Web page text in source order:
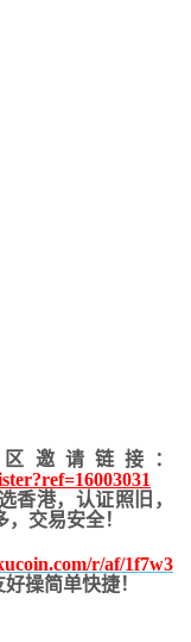
邀请链接：
选香港，认证照旧，
交易安全！
r/af/1f7w3
操简单快捷！